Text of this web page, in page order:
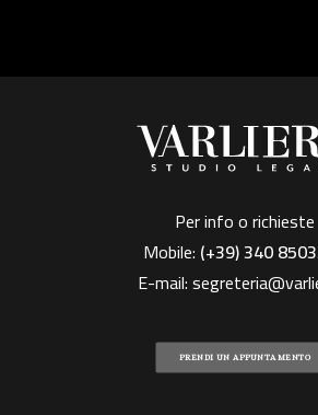
Per info o richieste
Mobile: (+39)340
E-mail:
PRENDI UN APPUNTAMENTO